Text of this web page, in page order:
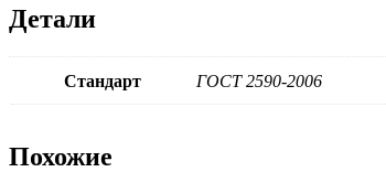
Детали
Стандарт ГОСТ 2590-2006
Похожие